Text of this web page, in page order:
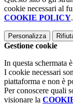
cookie necessari al
COOKIE POLICY.
Personalizza
Gestione cookie
In questa schermata
I cookie necessari
piattaforma e non è
Per conoscere quali
visionare la